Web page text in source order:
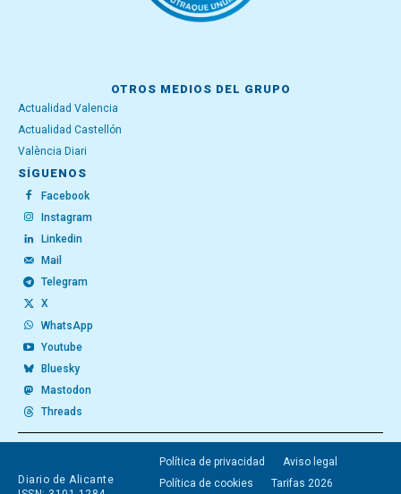
OTROS MEDIOS DEL GRUPO
Actualidad Valencia
Actualidad Castellón
València Diari
SÍGUENOS
Facebook
Instagram
Linkedin
Mail
Telegram
X
WhatsApp
Youtube
Bluesky
Mastodon
Threads
Diario de Alicante
Política de privacidad
Aviso legal
Política de cookies
Tarifas 2026